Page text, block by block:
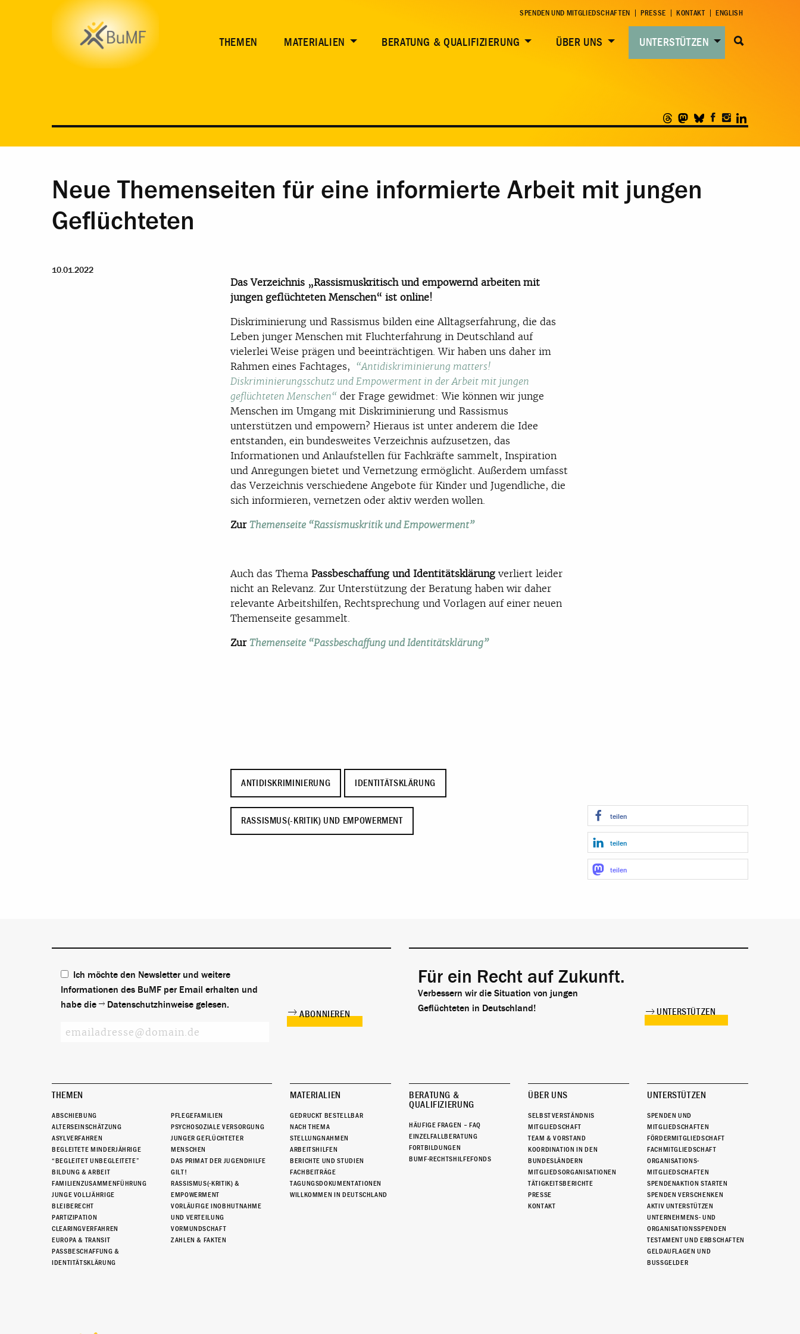
SPENDEN UND MITGLIEDSCHAFTEN PRESSE KONTAKT ENGLISH
THEMEN MATERIALIEN BERATUNG & QUALIFIZIERUNG ÜBER UNS UNTERSTÜTZEN
Neue Themenseiten für eine informierte Arbeit mit jungen
Geflüchteten
10.01.2022
Das Verzeichnis „Rassismuskritisch und empowernd arbeiten mit
jungen geflüchteten Menschen“ ist online!
Diskriminierung und Rassismus bilden eine Alltagserfahrung, die das
Leben junger Menschen mit Fluchterfahrung in Deutschland auf
vielerlei Weise prägen und beeinträchtigen. Wir haben uns daher im
Rahmen eines Fachtages, “Antidiskriminierung matters!
Diskriminierungsschutz und Empowerment in der Arbeit mit jungen
geflüchteten Menschen“ der Frage gewidmet: Wie können wir junge
Menschen im Umgang mit Diskriminierung und Rassismus
unterstützen und empowern? Hieraus ist unter anderem die Idee
entstanden, ein bundesweites Verzeichnis aufzusetzen, das
Informationen und Anlaufstellen für Fachkräfte sammelt, Inspiration
und Anregungen bietet und Vernetzung ermöglicht. Außerdem umfasst
das Verzeichnis verschiedene Angebote für Kinder und Jugendliche, die
sich informieren, vernetzen oder aktiv werden wollen.
ZurThemenseite “Rassismuskritik und Empowerment”
Auch das Thema Passbeschaffung und Identitätsklärung verliert leider
nicht an Relevanz. Zur Unterstützung der Beratung haben wir daher
relevante Arbeitshilfen, Rechtsprechung und Vorlagen auf einer neuen
Themenseite gesammelt.
ZurThemenseite “Passbeschaffung und Identitätsklärung”
ANTIDISKRIMINIERUNG IDENTITÄTSKLÄRUNG
RASSISMUS(-KRITIK) UND EMPOWERMENT teilen
teilen
teilen
Ich möchte den Newsletter und weitere
Informationen des BuMF per Email erhalten und
habe die
Datenschutzhinweise gelesen.
Für ein Recht auf Zukunft.
Verbessern wir die Situation von jungen
Geflüchteten in Deutschland!
UNTERSTÜTZEN
THEMEN
ABSCHIEBUNG
ALTERSEINSCHÄTZUNG
ASYLVERFAHREN
BEGLEITETE MINDERJÄHRIGE
“BEGLEITET UNBEGLEITETE”
BILDUNG & ARBEIT
FAMILIENZUSAMMENFÜHRUNG
JUNGE VOLLJÄHRIGE
BLEIBERECHT
PARTIZIPATION
CLEARINGVERFAHREN
EUROPA & TRANSIT
PASSBESCHAFFUNG &
IDENTITÄTSKLÄRUNG
PFLEGEFAMILIEN
PSYCHOSOZIALE VERSORGUNG
JUNGER GEFLÜCHTETER
MENSCHEN
DAS PRIMAT DER JUGENDHILFE
GILT!
RASSISMUS(-KRITIK) &
EMPOWERMENT
VORLÄUFIGE INOBHUTNAHME
UND VERTEILUNG
VORMUNDSCHAFT
ZAHLEN & FAKTEN
MATERIALIEN
GEDRUCKT BESTELLBAR
NACH THEMA
STELLUNGNAHMEN
ARBEITSHILFEN
BERICHTE UND STUDIEN
FACHBEITRÄGE
TAGUNGSDOKUMENTATIONEN
WILLKOMMEN IN DEUTSCHLAND
BERATUNG &
QUALIFIZIERUNG
HÄUFIGE FRAGEN – FAQ
EINZELFALLBERATUNG
FORTBILDUNGEN
BUMF-RECHTSHILFEFONDS
ÜBER UNS
SELBSTVERSTÄNDNIS
MITGLIEDSCHAFT
TEAM & VORSTAND
KOORDINATION IN DEN
BUNDESLÄNDERN
MITGLIEDSORGANISATIONEN
TÄTIGKEITSBERICHTE
PRESSE
KONTAKT
UNTERSTÜTZEN
SPENDEN UND
MITGLIEDSCHAFTEN
FÖRDERMITGLIEDSCHAFT
FACHMITGLIEDSCHAFT
ORGANISATIONS-
MITGLIEDSCHAFTEN
SPENDENAKTION STARTEN
SPENDEN VERSCHENKEN
AKTIV UNTERSTÜTZEN
UNTERNEHMENS- UND
ORGANISATIONSSPENDEN
TESTAMENT UND ERBSCHAFTEN
GELDAUFLAGEN UND
BUSSGELDER